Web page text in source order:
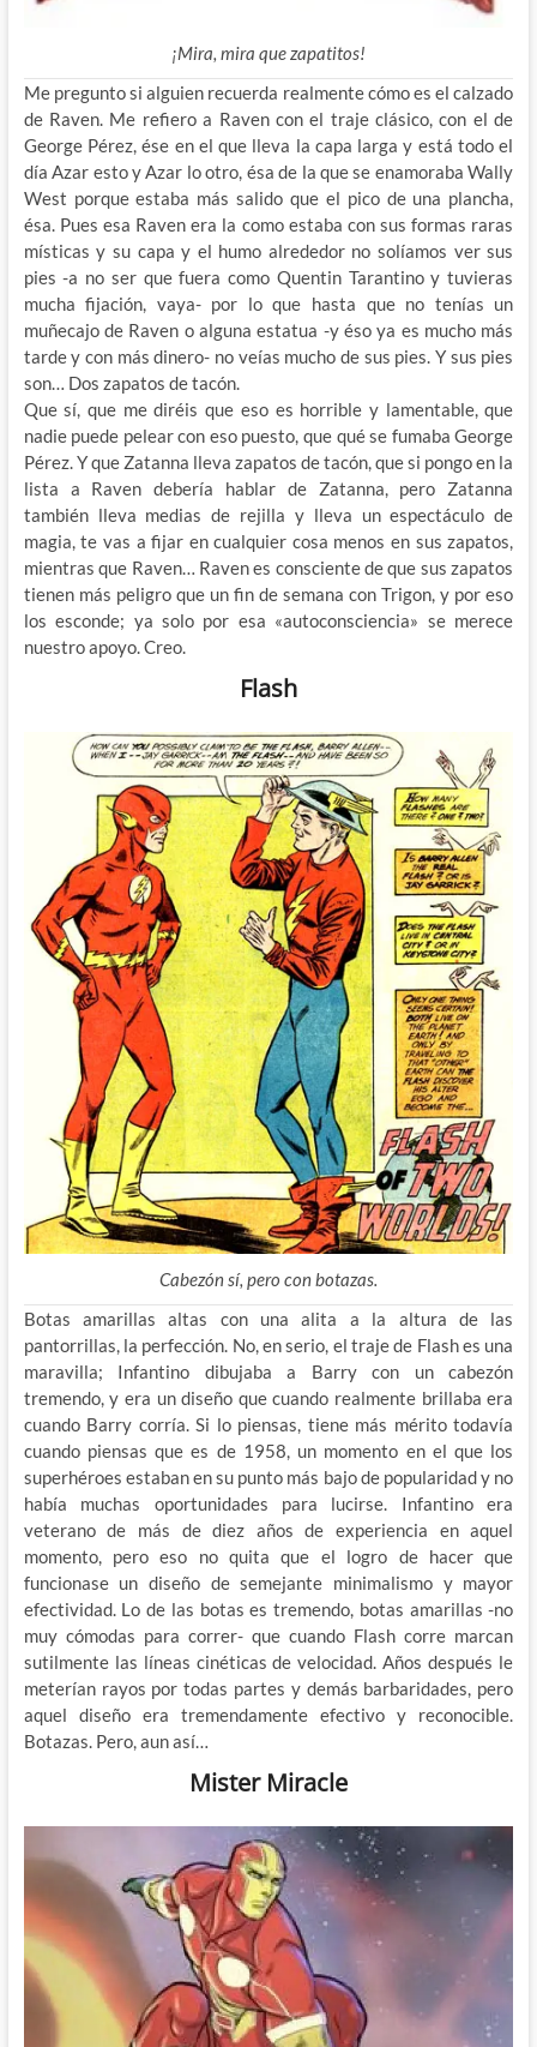
¡Mira, mira que zapatitos!
Me pregunto si alguien recuerda realmente cómo es el calzado
de Raven. Me refiero a Raven con el traje clásico, con el de
George Pérez, ése en el que lleva la capa larga y está todo el
día Azar esto y Azar lo otro, ésa de la que se enamoraba Wally
West porque estaba más salido que el pico de una plancha,
ésa. Pues esa Raven era la como estaba con sus formas raras
místicas y su capa y el humo alrededor no solíamos ver sus
pies -a no ser que fuera como Quentin Tarantino y tuvieras
mucha fijación, vaya- por lo que hasta que no tenías un
muñecajo de Raven o alguna estatua -y éso ya es mucho más
tarde y con más dinero- no veías mucho de sus pies. Y sus pies
son… Dos zapatos de tacón.
Que sí, que me diréis que eso es horrible y lamentable, que
nadie puede pelear con eso puesto, que qué se fumaba George
Pérez. Y que Zatanna lleva zapatos de tacón, que si pongo en la
lista a Raven debería hablar de Zatanna, pero Zatanna
también lleva medias de rejilla y lleva un espectáculo de
magia, te vas a fijar en cualquier cosa menos en sus zapatos,
mientras que Raven… Raven es consciente de que sus zapatos
tienen más peligro que un fin de semana con Trigon, y por eso
los esconde; ya solo por esa «autoconsciencia» se merece
nuestro apoyo. Creo.
Flash
Cabezón sí, pero con botazas.
Botas amarillas altas con una alita a la altura de las
pantorrillas, la perfección. No, en serio, el traje de Flash es una
maravilla; Infantino dibujaba a Barry con un cabezón
tremendo, y era un diseño que cuando realmente brillaba era
cuando Barry corría. Si lo piensas, tiene más mérito todavía
cuando piensas que es de 1958, un momento en el que los
superhéroes estaban en su punto más bajo de popularidad y no
había muchas oportunidades para lucirse. Infantino era
veterano de más de diez años de experiencia en aquel
momento, pero eso no quita que el logro de hacer que
funcionase un diseño de semejante minimalismo y mayor
efectividad. Lo de las botas es tremendo, botas amarillas -no
muy cómodas para correr- que cuando Flash corre marcan
sutilmente las líneas cinéticas de velocidad. Años después le
meterían rayos por todas partes y demás barbaridades, pero
aquel diseño era tremendamente efectivo y reconocible.
Botazas. Pero, aun así…
Mister Miracle